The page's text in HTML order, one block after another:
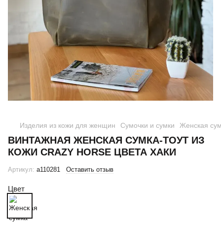
Изделия из кожи для женщин Сумочки и сумки Женская
ВИНТАЖНАЯ ЖЕНСКАЯ СУМКА-ТОУТ ИЗ
КОЖИ CRAZY HORSE ЦВЕТА ХАКИ
Артикул: a110281 Оставить отзыв
Цвет